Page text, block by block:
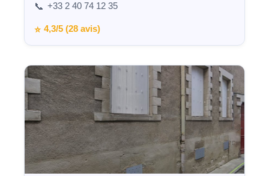
📞 +33 2 40 74 12 35
⭐ 4,3/5 (28 avis)